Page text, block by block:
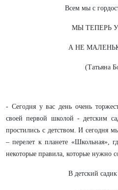
Всем мы с
МЫ ТЕПЕРЬ
А НЕ
(Татьяна
- Сегодня у вас день очень
своей первой школой - детским
простились с детством. И сегодня
– перелет к планете «Школьная»,
некоторые правила, которые нужно
В детский